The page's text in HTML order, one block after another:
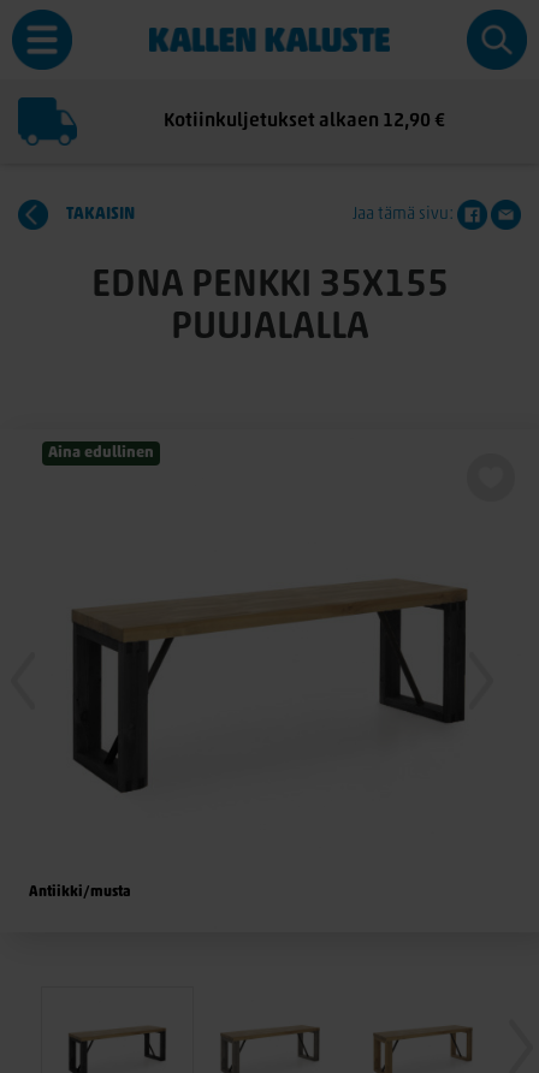
Kotiinkuljetukset alkaen 12,90 €
TAKAISIN Jaa tämä sivu:
EDNA PENKKI 35X155
PUUJALALLA
Aina edullinen
Antiikki/musta